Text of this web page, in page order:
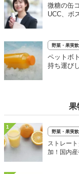
微糖の缶
UCC、ボ
野菜・果実
ペットボ
持ち運び
果
1
野菜・果実
ストレー
加！国内